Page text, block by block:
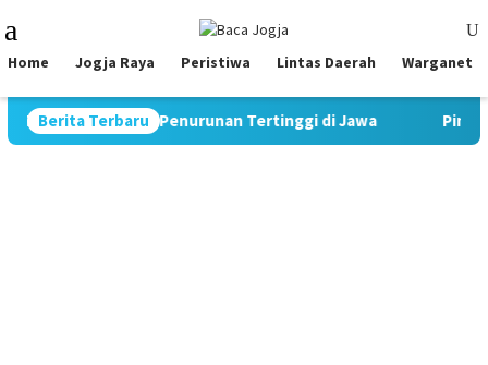
to
content
Menu
Home Jogja Raya Peristiwa Lintas Daerah Warganet
Berita Terbaru
Catat Rekor Penurunan Tertinggi di Jawa Pimpin